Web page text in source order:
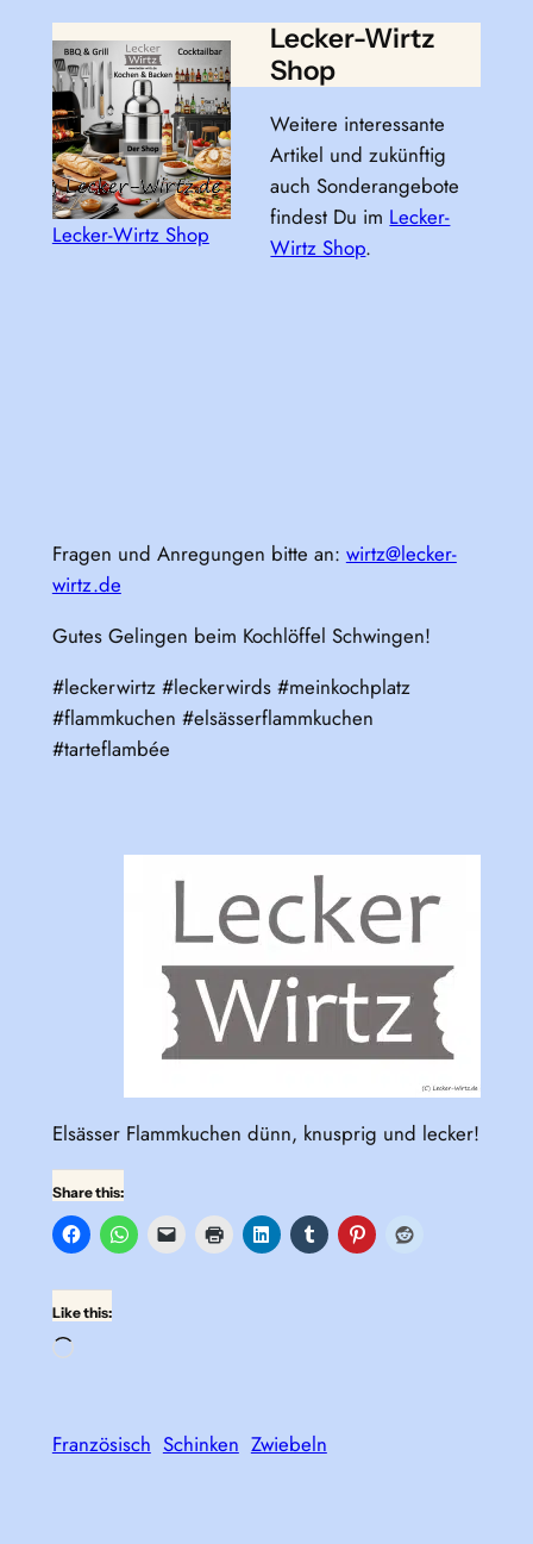
Lecker-Wirtz Shop
Lecker-Wirtz
Shop
Weitere interessante
Artikel und zukünftig
auch Sonderangebote
findest Du im Lecker-
Wirtz Shop.
Fragen und Anregungen bitte an: wirtz@lecker-
wirtz.de
Gutes Gelingen beim Kochlöffel Schwingen!
#leckerwirtz #leckerwirds #meinkochplatz
#flammkuchen #elsässerflammkuchen
#tarteflambée
Elsässer Flammkuchen dünn, knusprig und lecker!
Share this:
Like this:
Loading…
Französisch Schinken Zwiebeln